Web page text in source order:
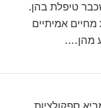
טיפלת בהן.
מחיים אמיתיים
מהן….